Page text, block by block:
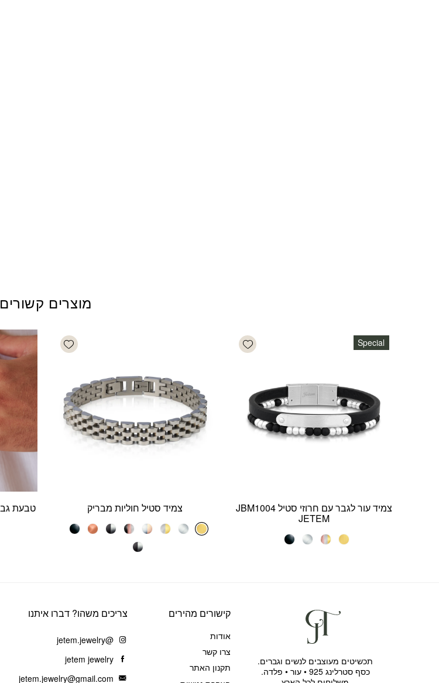
מוצרים קשורים
Add wishlist Special
צמיד עור לגבר עם חרוזי סטיל JBM1004
JETEM
Add wishlist
צמיד סטיל חוליות מבריק
קישורים מהירים
אודות
צרו קשר
תקנון האתר
צריכים משהו? דברו איתנו
@jetem.jewelry
jetem jewelry
jetem.jewelry@gmail.com
תכשיטים מעוצבים לנשים וגברים.
כסף סטרלינג 925 • עור • פלדה.